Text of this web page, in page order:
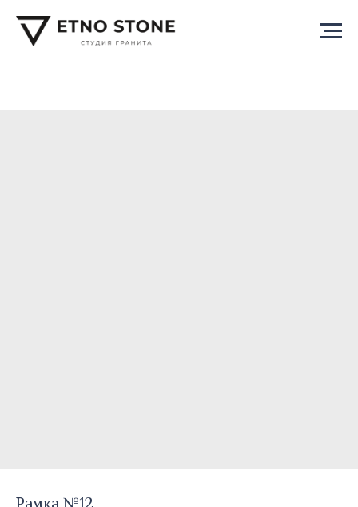
Рамка №12